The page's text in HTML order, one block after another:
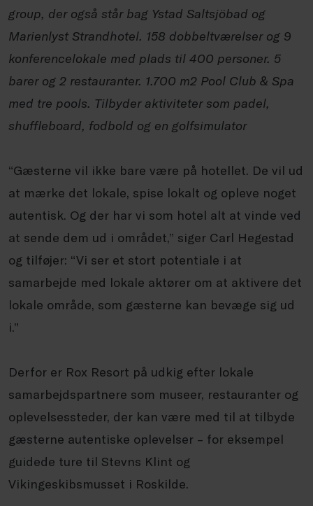
group, der også står bag Ystad Saltsjöbad og
Marienlyst Strandhotel. 158 dobbeltværelser og 9
konferencelokale med plads til 400 personer. 5
barer og 2 restauranter. 1.700 m2 Pool Club & Spa
med tre pools. Tilbyder aktiviteter som padel,
shuffleboard, fodbold og en golfsimulator
“Gæsterne vil ikke bare være på hotellet. De vil ud
at mærke det lokale, spise lokalt og opleve noget
autentisk. Og der har vi som hotel alt at vinde ved
at sende dem ud i området,” siger Carl Hegestad
og tilføjer: “Vi ser et stort potentiale i at
samarbejde med lokale aktører om at aktivere det
lokale område, som gæsterne kan bevæge sig ud
i.”
Derfor er Rox Resort på udkig efter lokale
samarbejdspartnere som museer, restauranter og
oplevelsessteder, der kan være med til at tilbyde
gæsterne autentiske oplevelser – for eksempel
guidede ture til Stevns Klint og
Vikingeskibsmusset i Roskilde.